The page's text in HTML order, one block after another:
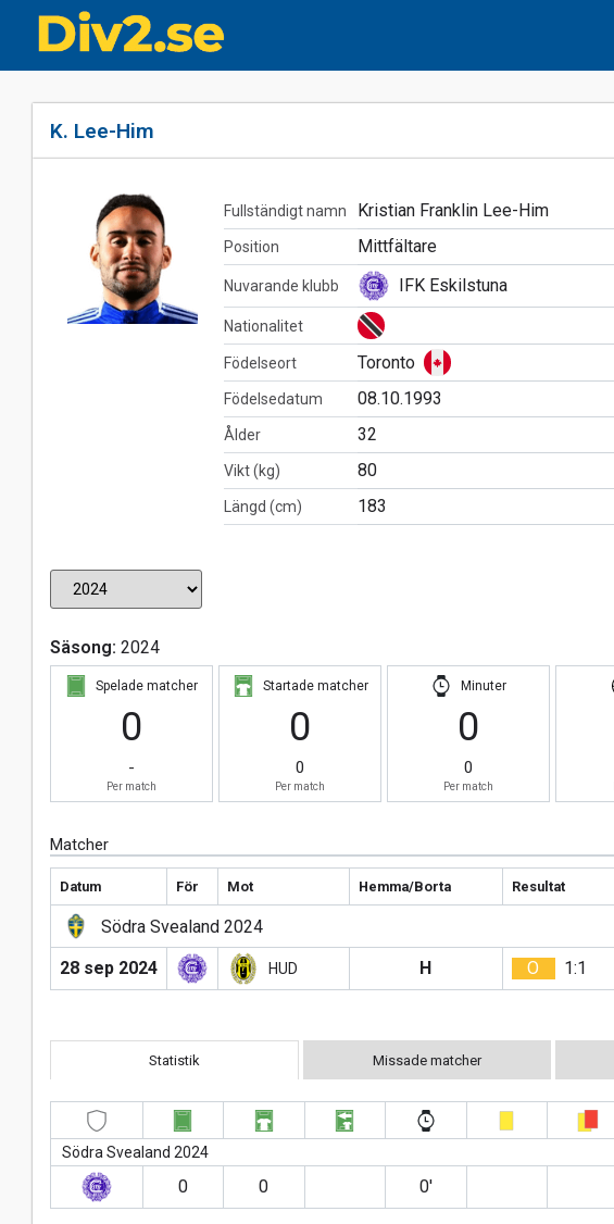
K. Lee-Him
Fullständigt namn Kristian Franklin Lee-Him
Position Mittfältare
Nuvarande klubb IFK Eskilstuna
Nationalitet
Födelseort Toronto
Födelsedatum 08.10.1993
Ålder 32
Vikt (kg) 80
Längd (cm) 183
Säsong: 2024
Spelade matcher
0
-
Per match
Startade matcher
0
0
Per match
Minuter
0
0
Per match
Matcher
Datum För Mot Hemma/Borta Resultat
Södra Svealand 2024
28 sep 2024 HUD H O 1:1
Statistik Missade matcher
Södra Svealand 2024
0 0 0′